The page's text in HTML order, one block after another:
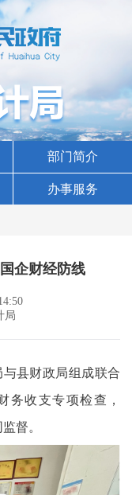
部门简介
办事服务
企财经防线
局
县财政局组成联合
务收支专项检查，
督。